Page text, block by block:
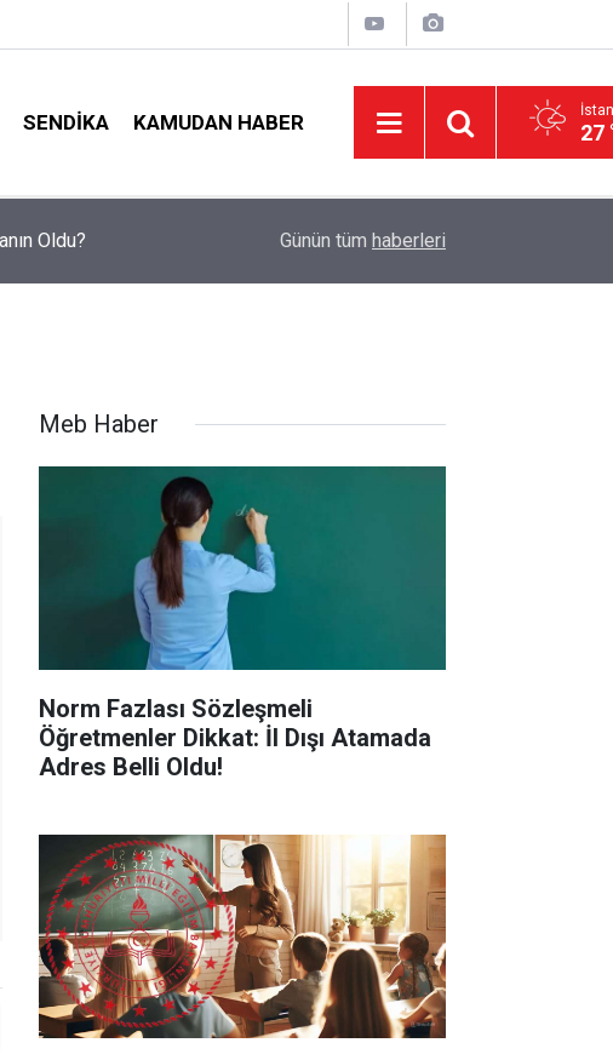
SENDIKA KAMUDAN HABER 27
Günün tüm haberleri
Meb Haber
Norm Fazlası Sözleşmeli
Öğretmenler Dikkat: İl Dışı Atamada
Adres Belli Oldu!